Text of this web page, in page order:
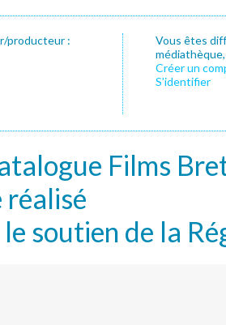
producteur :
Vous êtes
Créer un
S’identifier
Films
réalisé
le soutien de la